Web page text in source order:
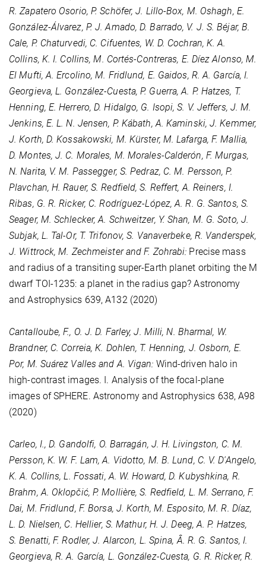
R. Zapatero Osorio, P. Schöfer, J. Lillo-Box, M. Oshagh, E.
González-Álvarez, P. J. Amado, D. Barrado, V. J. S. Béjar, B.
Cale, P. Chaturvedi, C. Cifuentes, W. D. Cochran, K. A.
Collins, K. I. Collins, M. Cortés-Contreras, E. Díez Alonso, M.
El Mufti, A. Ercolino, M. Fridlund, E. Gaidos, R. A. García, I.
Georgieva, L. González-Cuesta, P. Guerra, A. P. Hatzes, T.
Henning, E. Herrero, D. Hidalgo, G. Isopi, S. V. Jeffers, J. M.
Jenkins, E. L. N. Jensen, P. Kábath, A. Kaminski, J. Kemmer,
J. Korth, D. Kossakowski, M. Kürster, M. Lafarga, F. Mallia,
D. Montes, J. C. Morales, M. Morales-Calderón, F. Murgas,
N. Narita, V. M. Passegger, S. Pedraz, C. M. Persson, P.
Plavchan, H. Rauer, S. Redfield, S. Reffert, A. Reiners, I.
Ribas, G. R. Ricker, C. Rodríguez-López, A. R. G. Santos, S.
Seager, M. Schlecker, A. Schweitzer, Y. Shan, M. G. Soto, J.
Subjak, L. Tal-Or, T. Trifonov, S. Vanaverbeke, R. Vanderspek,
J. Wittrock, M. Zechmeister and F. Zohrabi: Precise mass
and radius of a transiting super-Earth planet orbiting the M
dwarf TOI-1235: a planet in the radius gap? Astronomy
and Astrophysics 639, A132 (2020)
Cantalloube, F., O. J. D. Farley, J. Milli, N. Bharmal, W.
Brandner, C. Correia, K. Dohlen, T. Henning, J. Osborn, E.
Por, M. Suárez Valles and A. Vigan: Wind-driven halo in
high-contrast images. I. Analysis of the focal-plane
images of SPHERE. Astronomy and Astrophysics 638, A98
(2020)
Carleo, I., D. Gandolfi, O. Barragán, J. H. Livingston, C. M.
Persson, K. W. F. Lam, A. Vidotto, M. B. Lund, C. V. D'Angelo,
K. A. Collins, L. Fossati, A. W. Howard, D. Kubyshkina, R.
Brahm, A. Oklopčić, P. Mollière, S. Redfield, L. M. Serrano, F.
Dai, M. Fridlund, F. Borsa, J. Korth, M. Esposito, M. R. Díaz,
L. D. Nielsen, C. Hellier, S. Mathur, H. J. Deeg, A. P. Hatzes,
S. Benatti, F. Rodler, J. Alarcon, L. Spina, Â. R. G. Santos, I.
Georgieva, R. A. García, L. González-Cuesta, G. R. Ricker, R.